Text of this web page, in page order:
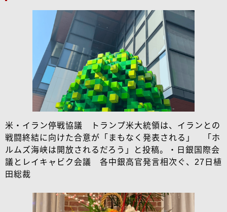
米・イラン停戦協議 トランプ米大統領は、イランとの
戦闘終結に向けた合意が「まもなく発表される」 「ホ
ルムズ海峡は開放されるだろう」と投稿。・日銀国際会
議とレイキャビク会議 各中銀高官発言相次ぐ、27日植
田総裁